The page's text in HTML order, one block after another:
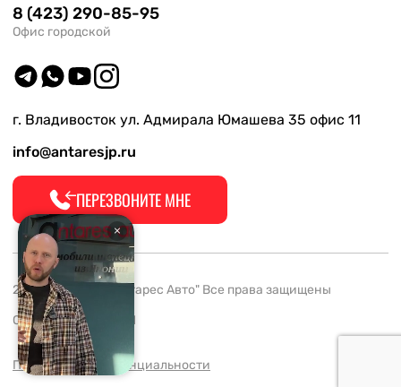
8 (423) 290-85-95
Офис городской
г. Владивосток ул. Адмирала Юмашева 35 офис 11
info@antaresjp.ru
ПЕРЕЗВОНИТЕ МНЕ
2008-2026 ООО "Антарес Авто" Все права защищены
ОГРН 1132537005061
Политика конфиденциальности